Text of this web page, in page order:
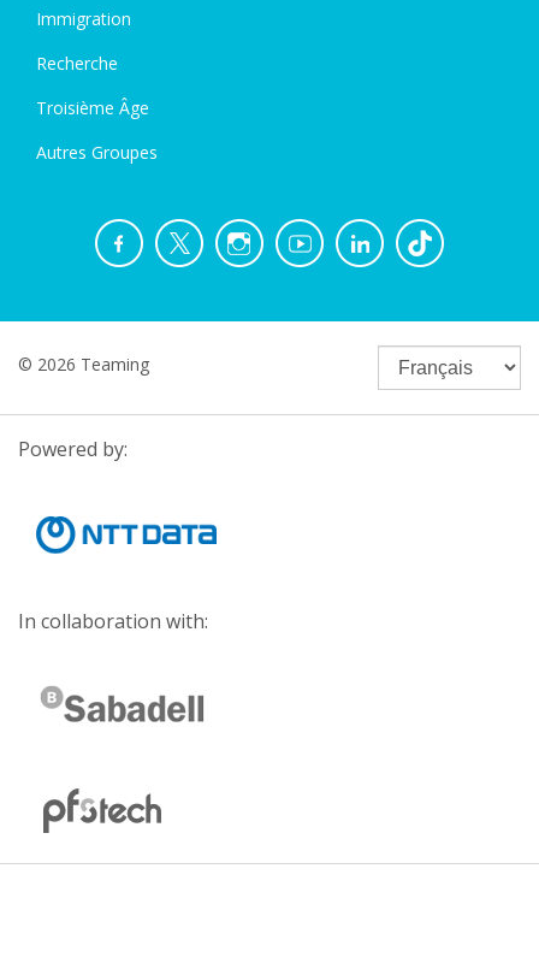
Immigration
Recherche
Troisième Âge
Autres Groupes
© 2026 Teaming
Powered by:
In collaboration with: